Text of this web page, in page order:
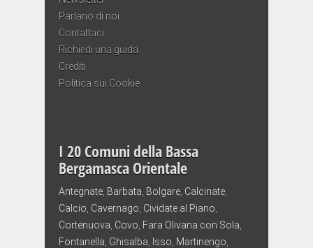
Parlano di noi…
Contattaci
Richiedi una guida
Crediti
Politica sui Cookie
I 20 Comuni della Bassa
Bergamasca Orientale
Antegnate Barbata Bolgare Calcinate
Calcio Cavernago Cividate al Piano
Cortenuova Covo Fara Olivana con Sola
Fontanella Ghisalba Isso Martinengo